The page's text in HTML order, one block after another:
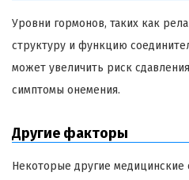
Уровни гормонов, таких как
структуру и функцию
может увеличить риск
симптомы онемения.
Другие факторы
Некоторые другие медицинские